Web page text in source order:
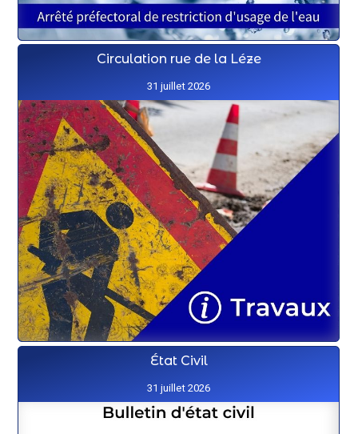
Circulation rue de la Léze
31 juillet 2026
État Civil
31 juillet 2026